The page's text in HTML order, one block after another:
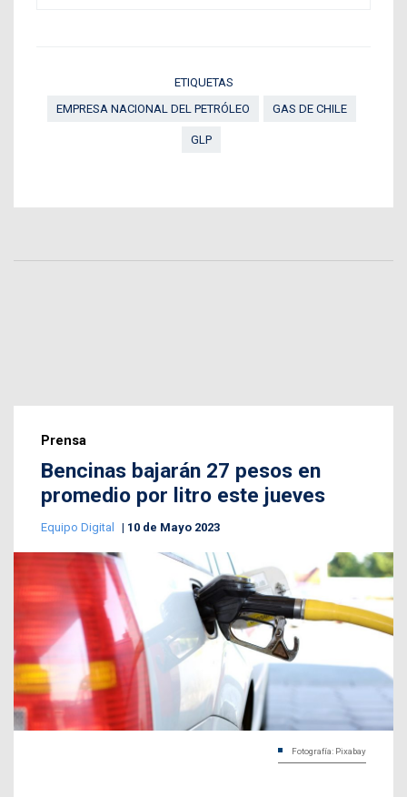
ETIQUETAS
EMPRESA NACIONAL DEL PETRÓLEO
GAS DE CHILE
GLP
Prensa
Bencinas bajarán 27 pesos en
promedio por litro este jueves
Equipo Digital 10 de Mayo 2023
Fotografía: Pixabay